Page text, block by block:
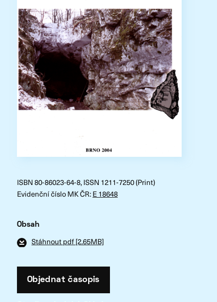
ISBN 80-86023-64-8, ISSN 1211-7250 (Print)
Evidenční číslo MK ČR:E 18648
Obsah
Stáhnout pdf [2.65MB]
Objednat časopis